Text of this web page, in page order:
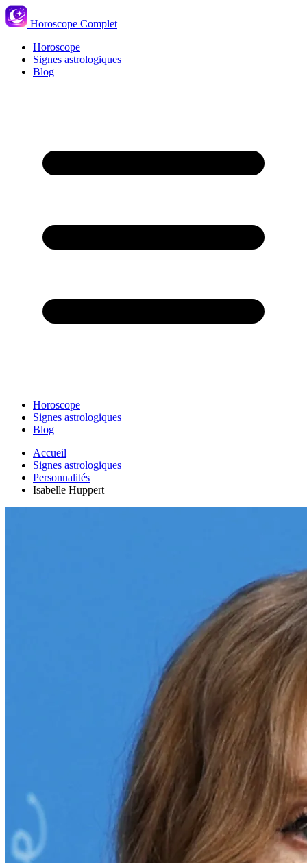
Horoscope Complet
Horoscope
Signes astrologiques
Blog
Horoscope
Signes astrologiques
Blog
Accueil
Signes astrologiques
Personnalités
Isabelle Huppert